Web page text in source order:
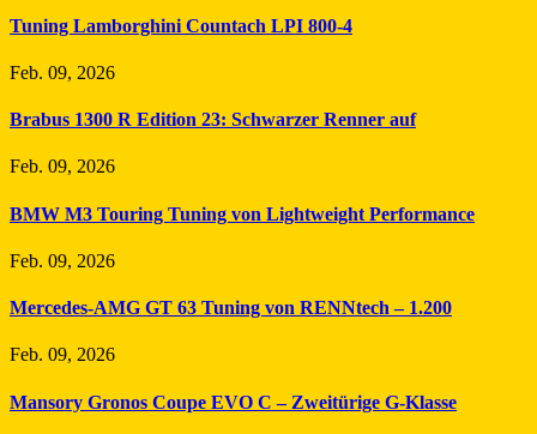
Tuning Lamborghini Countach LPI 800-4
Feb. 09, 2026
Brabus 1300 R Edition 23: Schwarzer Renner auf
Feb. 09, 2026
BMW M3 Touring Tuning von Lightweight Performance
Feb. 09, 2026
Mercedes-AMG GT 63 Tuning von RENNtech – 1.200
Feb. 09, 2026
Mansory Gronos Coupe EVO C – Zweitürige G-Klasse